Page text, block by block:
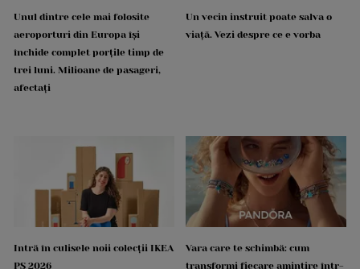
Unul dintre cele mai folosite
aeroporturi din Europa își
închide complet porțile timp de
trei luni. Milioane de pasageri,
afectați
Un vecin instruit poate salva o
viață. Vezi despre ce e vorba
Intră în culisele noii colecții IKEA
PS 2026
Vara care te schimbă: cum
transformi fiecare amintire într-